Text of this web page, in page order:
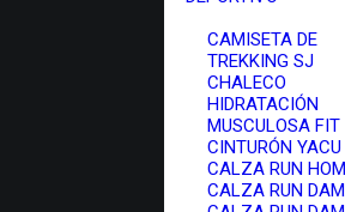
CAMISETA DE
TREKKING SJ
CHALECO
HIDRATACIÓN
MUSCULOSA FIT
CINTURÓN YACU
CALZA RUN
CALZA RUN